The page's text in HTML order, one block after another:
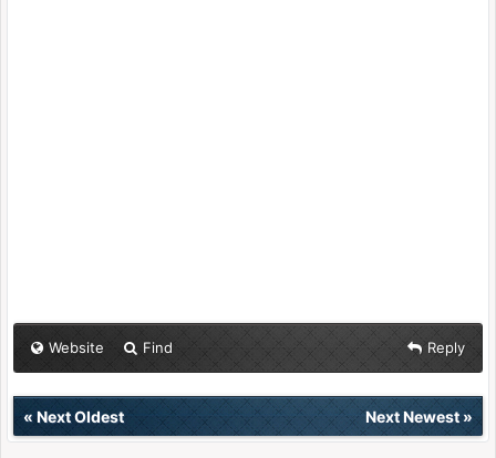
Website Find Reply
« Next Oldest Next Newest»